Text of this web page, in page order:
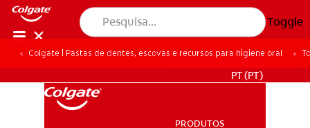
Toggle
PT (PT)
PRODUTOS
Colgate | Pastas de dentes, escovas e recursos para higiene oral